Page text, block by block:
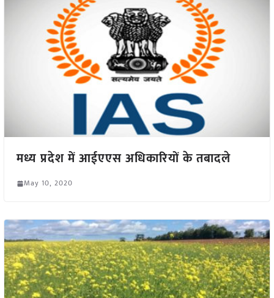
मध्य प्रदेश में आईएएस अधिकारियों के तबादले
May 10, 2020